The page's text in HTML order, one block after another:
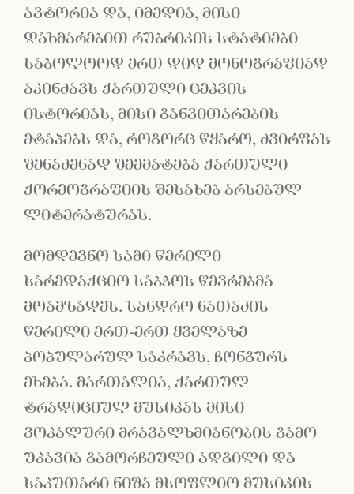
ავტორია და, იმედია, მისი
დახმარებით რუბრიკის სტატიები
საბოლოოდ ერთ დიდ მონოგრაფიად
აკინძავს ქართული ცეკვის
ისტორიას, მისი განვითარების
ეტაპებს და, როგორც წყარო, ძვირფას
შენაძენად შეემატება ქართული
ქორეოგრაფიის შესახებ არსებულ
ლიტერატურას.
მომდევნო სამი წერილი
სარედაქციო საბჭოს წევრებმა
მოამზადეს. სანდრო ნათაძის
წერილი ერთ-ერთ ყველაზე
პოპულარულ საკრავს, ჩონგურს
ეხება. მართალია, ქართულ
ტრადიციულ მუსიკას მისი
ვოკალური მრავალხმიანობის გამო
უკავია გამორჩეული ადგილი და
საკუთარი ნიშა მსოფლიო მუსიკის